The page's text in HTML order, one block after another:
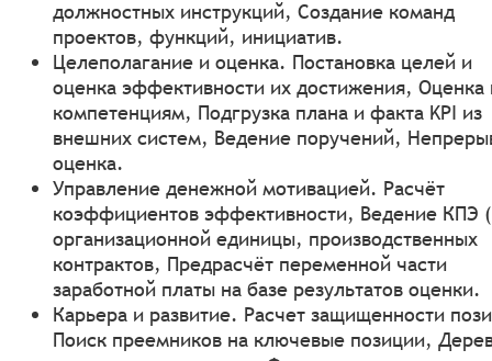
должностных инструкций, Создание команд
проектов, функций, инициатив.
Целеполагание и оценка. Постановка целей и
оценка эффективности их достижения, Оценка
компетенциям, Подгрузка плана и факта KPI из
внешних систем, Ведение поручений,
оценка.
Управление денежной мотивацией. Расчёт
коэффициентов эффективности, Ведение КПЭ
организационной единицы, производственных
контрактов, Предрасчёт переменной части
заработной платы на базе результатов оценки.
Карьера и развитие. Расчет защищенности
Поиск преемников на ключевые позиции,